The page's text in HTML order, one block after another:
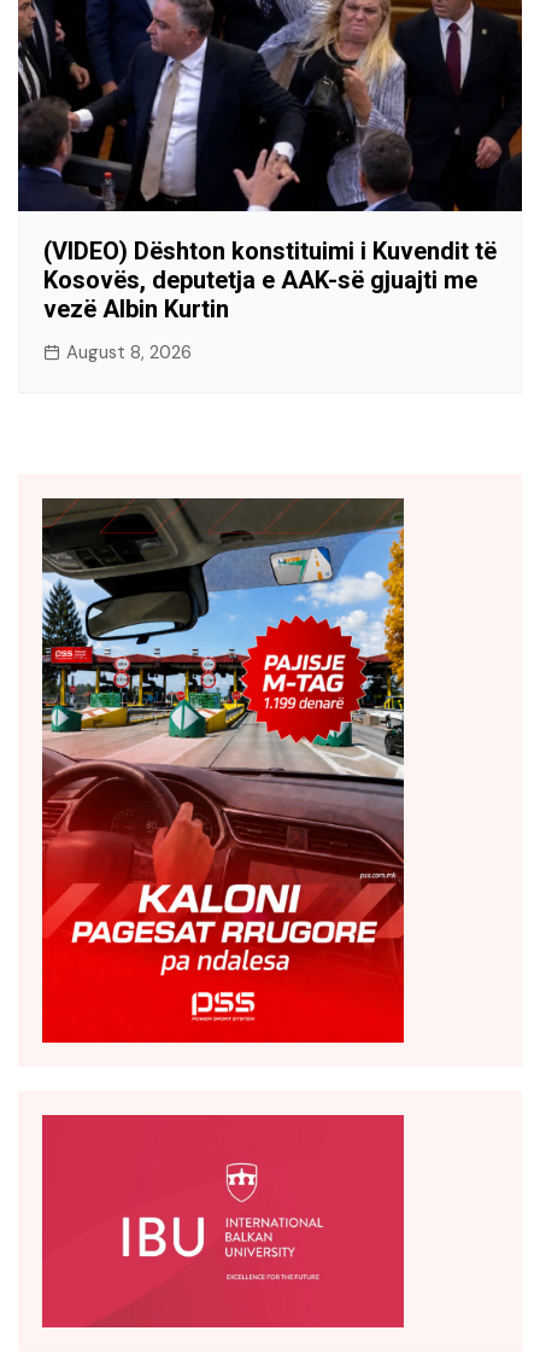
(VIDEO) Dështon konstituimi i Kuvendit të
Kosovës, deputetja e AAK-së gjuajti me
vezë Albin Kurtin
August 8, 2026